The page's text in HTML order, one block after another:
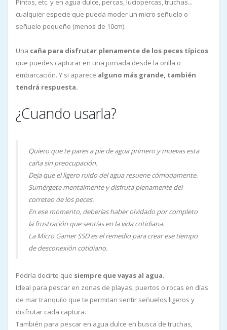
Pintos, etc. y en agua dulce, percas, luciopercas, truchas...
cualquier especie que pueda moder un micro señuelo o
señuelo pequeño (menos de 10cm).
Una caña para disfrutar plenamente de los peces típicos
que puedes capturar en una jornada desde la orilla o
embarcación. Y si aparece alguno más grande, también
tendrá respuesta.
¿Cuando usarla?
Quiero que te pares a pie de agua primero y muevas esta
caña sin preocupación.
Deja que el ligero ruido del agua resuene cómodamente.
Sumérgete mentalmente y disfruta plenamente del
correteo de los peces.
En ese momento, deberías haber olvidado por completo
la frustración que sentías en la vida cotidiana.
La Micro Gamer SSD es el remedio para crear ese tiempo
de desconexión cotidiano.
Podría decirte que siempre que vayas al agua.
Ideal para pescar en zonas de playas, puertos o rocas en días
de mar tranquilo que te permitan sentir señuelos ligeros y
disfrutar cada captura.
También para pescar en agua dulce en busca de truchas,